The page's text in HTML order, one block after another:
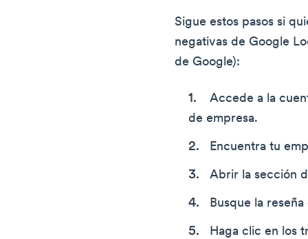
Sigue estos pasos si
negativas de Google
de Google):
Accede a la
de empresa.
Encuentra tu
Abrir la sección
Busque la
Haga clic en los